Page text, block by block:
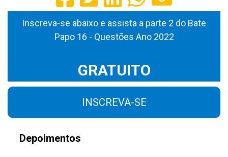
Inscreva-se abaixo e assista a parte 2 do Bate
Papo 16 - Questões Ano 2022
GRATUITO
INSCREVA-SE
Depoimentos